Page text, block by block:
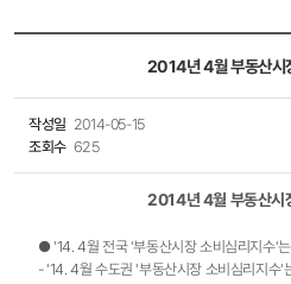
2014년 4월 부동산시
작성일 2014-05-15
조회수 625
2014년 4월 부동산시
● '14. 4월 전국 '부동산시장 소비심리지수'
- '14. 4월 수도권 '부동산시장 소비심리지수'